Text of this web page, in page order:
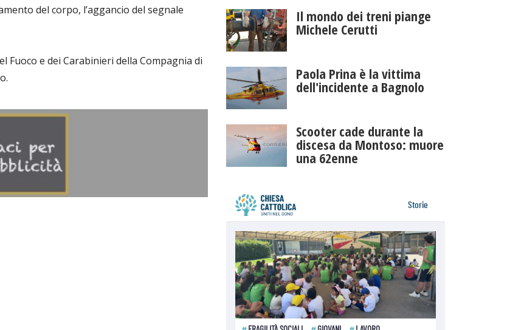
del corpo, l’aggancio del segnale
Fuoco e dei Carabinieri della Compagnia di
Il mondo dei treni piange
Michele Cerutti
Paola Prina è la vittima
dell'incidente a Bagnolo
Scooter cade durante la
discesa da Montoso: muore
una 62enne